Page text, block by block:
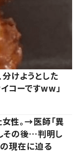
けようとした
ーですww」
性。→医師「異
その後…判明し
現在に迫る